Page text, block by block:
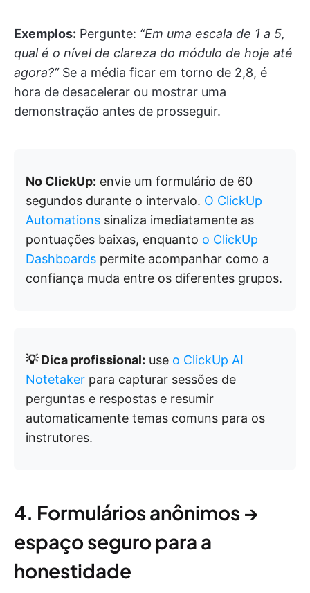
Exemplos: Pergunte: “Em uma escala de 1 a 5,
qual é o nível de clareza do módulo de hoje até
agora?”Se a média ficar em torno de 2,8, é
hora de desacelerar ou mostrar uma
demonstração antes de prosseguir.
No ClickUp: envie um formulário de 60
segundos durante o intervalo. O ClickUp
Automations sinaliza imediatamente as
pontuações baixas, enquanto o ClickUp
Dashboards permite acompanhar como a
confiança muda entre os diferentes grupos.
💡 Dica profissional: use o ClickUp AI
Notetaker para capturar sessões de
perguntas e respostas e resumir
automaticamente temas comuns para os
instrutores.
4. Formulários anônimos →
espaço seguro para a
honestidade